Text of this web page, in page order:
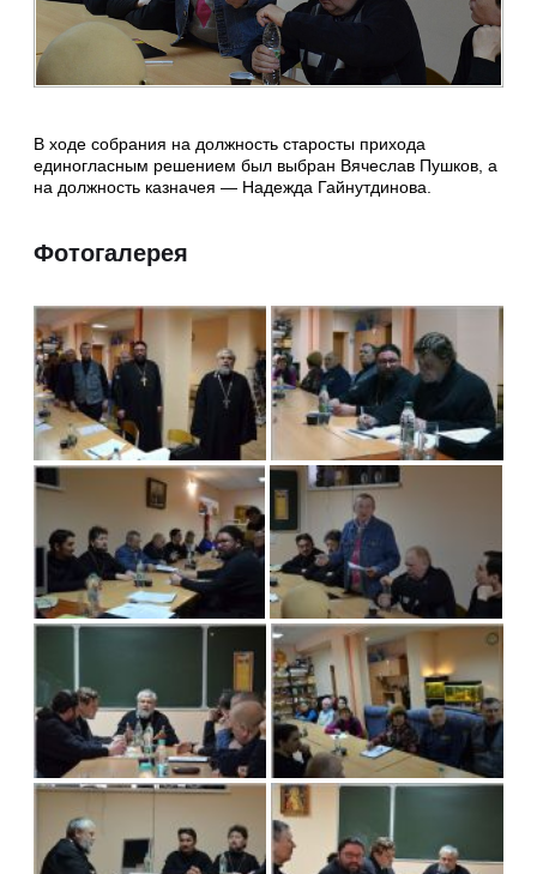
В ходе собрания на должность старосты прихода
единогласным решением был выбран Вячеслав Пушков, а
на должность казначея — Надежда Гайнутдинова.
Фотогалерея